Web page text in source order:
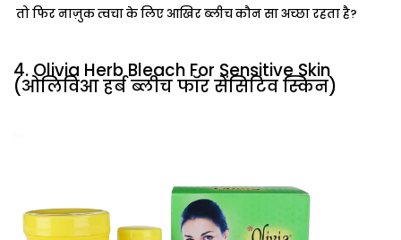
तो फिर नाज़ुक त्वचा के लिए आखिर ब्लीच कौन सा अच्छा रहता है?
4. Olivia Herb Bleach For Sensitive Skin
(ओलिविआ हर्ब ब्लीच फॉर सेंसिटिव स्किन)